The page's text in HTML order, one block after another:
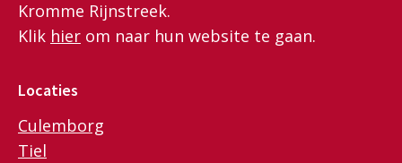
Kromme Rijnstreek.
Klik hier om naar hun website te gaan.
Locaties
Culemborg
Tiel